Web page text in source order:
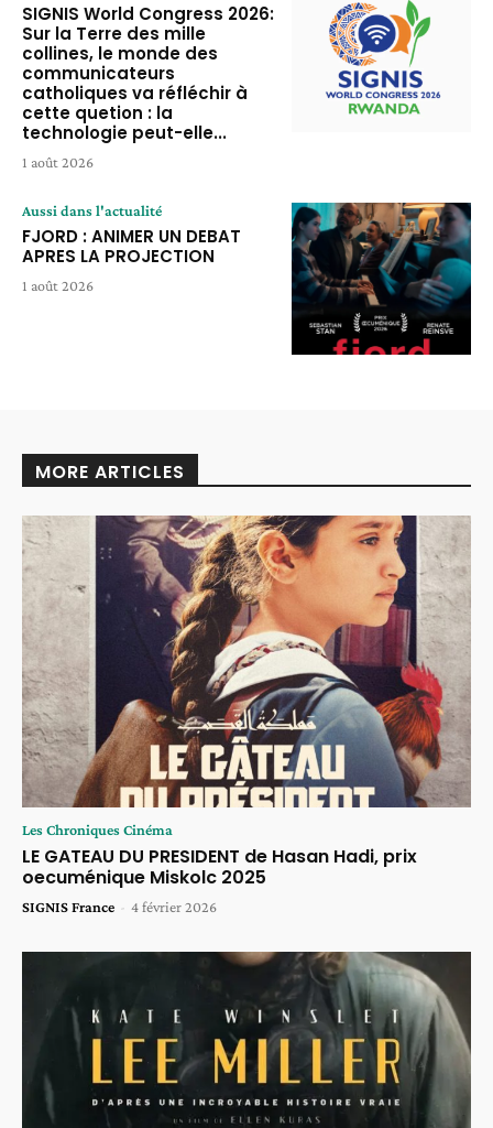
SIGNIS World Congress 2026:
Sur la Terre des mille
collines, le monde des
communicateurs
catholiques va réfléchir à
cette quetion : la
technologie peut-elle...
1 août 2026
Aussi dans l'actualité
FJORD : ANIMER UN DEBAT
APRES LA PROJECTION
1 août 2026
MORE ARTICLES
Les Chroniques Cinéma
LE GATEAU DU PRESIDENT de Hasan Hadi, prix
oecuménique Miskolc 2025
SIGNIS France - 4 février 2026